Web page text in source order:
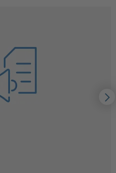
von Normen